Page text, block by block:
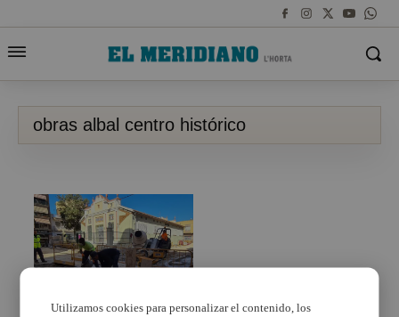
obras albal centro histórico
Utilizamos cookies para personalizar el contenido, los